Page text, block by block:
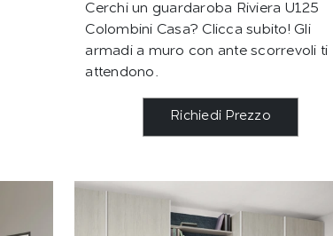
Cerchi un guardaroba Riviera U125
Colombini Casa? Clicca subito! Gli
armadi a muro con ante scorrevoli ti
attendono.
Richiedi Prezzo